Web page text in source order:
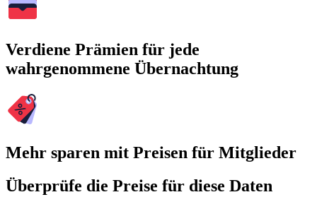
Verdiene Prämien für jede
wahrgenommene Übernachtung
Mehr sparen mit Preisen für Mitglieder
Überprüfe die Preise für diese Daten